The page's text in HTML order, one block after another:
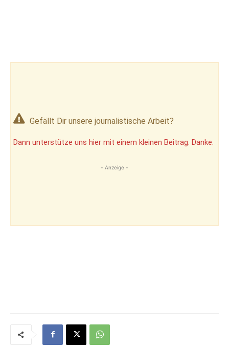
Gefällt Dir unsere journalistische Arbeit?
Dann unterstütze uns hier mit einem kleinen Beitrag. Danke.
- Anzeige -